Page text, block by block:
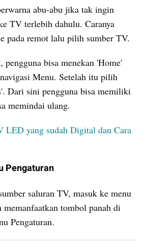
abu-abu jika tak ingin
TV terlebih dahulu. Caranya
pada remot lalu pilih sumber TV.
pengguna bisa menekan 'Home'
Menu. Setelah itu pilih
Dari sini pengguna bisa memiliki
memindai ulang.
LED yang sudah Digital dan Cara
Pengaturan
saluran TV, masuk ke menu
memanfaatkan tombol panah di
Pengaturan.